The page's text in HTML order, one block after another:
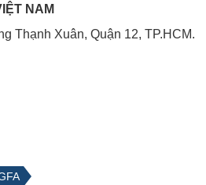
NAM
Thạnh Xuân, Quận 12, TP.HCM.